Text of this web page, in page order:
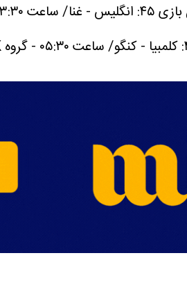
بازی ۴۵: انگلیس - غنا/ ساعت ۲۳:۳۰ - گروه L - استادیوم بوستون.